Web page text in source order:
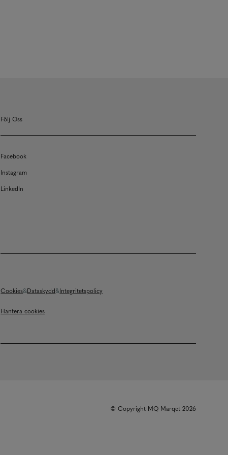
Följ Oss
Facebook
Instagram
LinkedIn
Cookies Dataskydd Integritetspolicy
Hantera cookies
© Copyright MQ Marqet 2026